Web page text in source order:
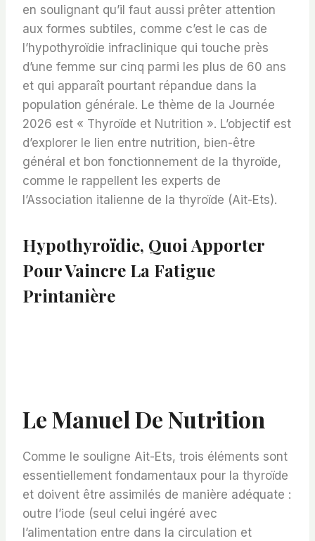
en soulignant qu’il faut aussi prêter attention
aux formes subtiles, comme c’est le cas de
l’hypothyroïdie infraclinique qui touche près
d’une femme sur cinq parmi les plus de 60 ans
et qui apparaît pourtant répandue dans la
population générale. Le thème de la Journée
2026 est « Thyroïde et Nutrition ». L’objectif est
d’explorer le lien entre nutrition, bien-être
général et bon fonctionnement de la thyroïde,
comme le rappellent les experts de
l’Association italienne de la thyroïde (Ait-Ets).
Hypothyroïdie, Quoi Apporter
Pour Vaincre La Fatigue
Printanière
Le Manuel De Nutrition
Comme le souligne Ait-Ets, trois éléments sont
essentiellement fondamentaux pour la thyroïde
et doivent être assimilés de manière adéquate :
outre l’iode (seul celui ingéré avec
l’alimentation entre dans la circulation et